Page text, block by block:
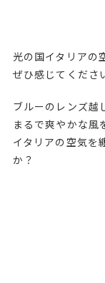
光の国イタリアの
ぜひ感じてくださ
ブルーのレンズ越
まるで爽やかな風
イタリアの空気を
か？